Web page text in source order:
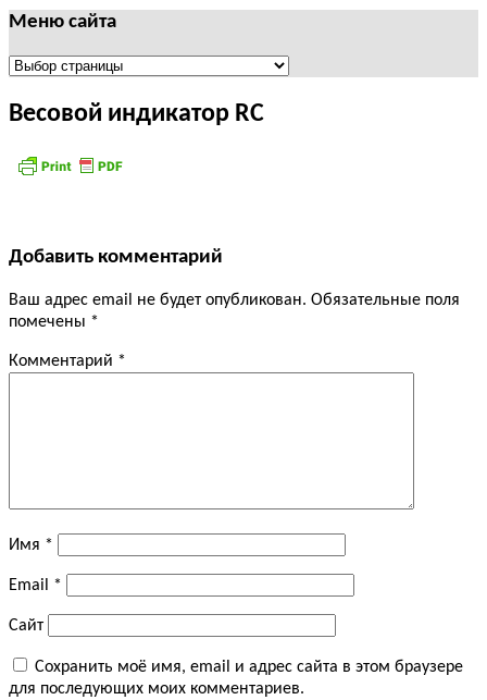
Меню сайта
Меню
Весовой индикатор RC
Добавить комментарий
Ваш адрес email не будет опубликован. Обязательные поля
помечены *
Комментарий *
Имя *
Email *
Сайт
Сохранить моё имя, email и адрес сайта в этом браузере
для последующих моих комментариев.